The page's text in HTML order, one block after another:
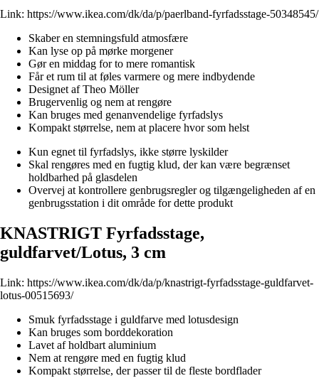
Link: https://www.ikea.com/dk/da/p/paerlband-fyrfadsstage-50348545/
Skaber en stemningsfuld atmosfære
Kan lyse op på mørke morgener
Gør en middag for to mere romantisk
Får et rum til at føles varmere og mere indbydende
Designet af Theo Möller
Brugervenlig og nem at rengøre
Kan bruges med genanvendelige fyrfadslys
Kompakt størrelse, nem at placere hvor som helst
Kun egnet til fyrfadslys, ikke større lyskilder
Skal rengøres med en fugtig klud, der kan være begrænset
holdbarhed på glasdelen
Overvej at kontrollere genbrugsregler og tilgængeligheden af en
genbrugsstation i dit område for dette produkt
KNASTRIGT Fyrfadsstage,
guldfarvet/Lotus, 3 cm
Link: https://www.ikea.com/dk/da/p/knastrigt-fyrfadsstage-guldfarvet-
lotus-00515693/
Smuk fyrfadsstage i guldfarve med lotusdesign
Kan bruges som borddekoration
Lavet af holdbart aluminium
Nem at rengøre med en fugtig klud
Kompakt størrelse, der passer til de fleste bordflader